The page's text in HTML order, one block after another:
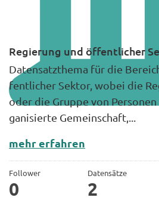
Regierung und öffentlicher
Datensatzthema für die
fentlicher Sektor, wobei die
oder die Gruppe von
ganisierte Gemeinschaft,...
mehr erfahren
Follower
0
Datensätze
2